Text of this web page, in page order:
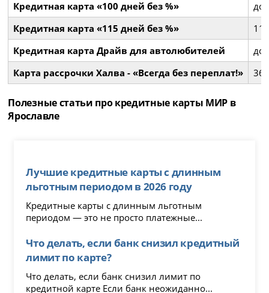
Кредитная карта «100 дней без %»
до
Кредитная карта «115 дней без %»
Кредитная карта Драйв для автолюбителей
до
Карта рассрочки Халва - «Всегда без переплат!»
36
Полезные статьи про кредитные карты МИР в
Ярославле
Лучшие кредитные карты с длинным
льготным периодом в 2026 году
Кредитные карты с длинным льготным
периодом — это не просто платежные...
Что делать, если банк снизил кредитный
лимит по карте?
Что делать, если банк снизил лимит по
кредитной карте Если банк неожиданно...